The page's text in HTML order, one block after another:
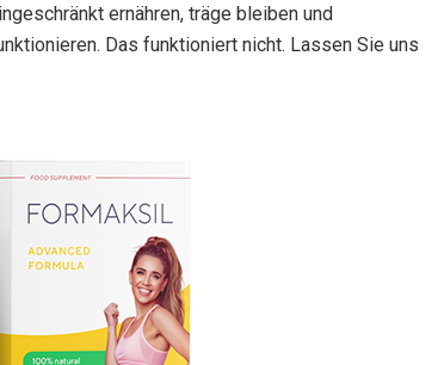
ernähren, träge bleiben und
Das funktioniert nicht. Lassen Sie uns